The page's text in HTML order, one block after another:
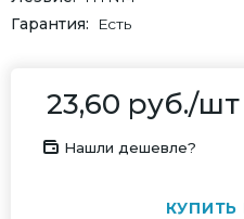
Гарантия
Есть
23,60 руб./шт
Нашли дешевле?
КУПИТЬ